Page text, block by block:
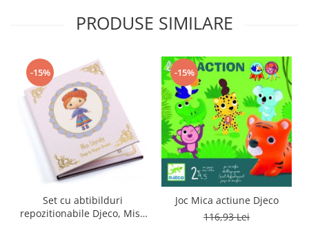
PRODUSE SIMILARE
-15%
Set cu abtibilduri
repozitionabile Djeco, Miss
-15%
Joc Mica actiune Djeco
116,93 Lei